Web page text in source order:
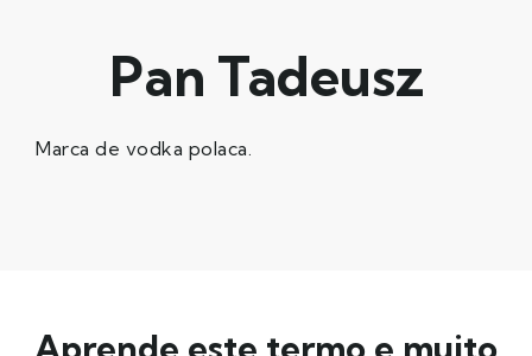
Pan Tadeusz
Marca de vodka polaca.